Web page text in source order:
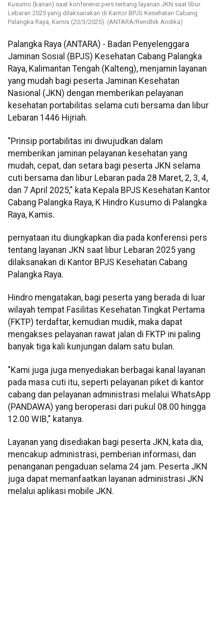
Kusumo (kanan) saat konferensi pers tentang layanan JKN saat libur
Lebaran 2025 yang dilaksanakan di Kantor BPJS Kesehatan Cabang
Palangka Raya, Kamis (20/3/2025). (ANTARA/Rendhik Andika)
Palangka Raya (ANTARA) - Badan Penyelenggara
Jaminan Sosial (BPJS) Kesehatan Cabang Palangka
Raya, Kalimantan Tengah (Kalteng), menjamin layanan
yang mudah bagi peserta Jaminan Kesehatan
Nasional (JKN) dengan memberikan pelayanan
kesehatan portabilitas selama cuti bersama dan libur
Lebaran 1446 Hijriah.
"Prinsip portabilitas ini diwujudkan dalam
memberikan jaminan pelayanan kesehatan yang
mudah, cepat, dan setara bagi peserta JKN selama
cuti bersama dan libur Lebaran pada 28 Maret, 2, 3, 4,
dan 7 April 2025," kata Kepala BPJS Kesehatan Kantor
Cabang Palangka Raya, K Hindro Kusumo di Palangka
Raya, Kamis.
pernyataan itu diungkapkan dia pada konferensi pers
tentang layanan JKN saat libur Lebaran 2025 yang
dilaksanakan di Kantor BPJS Kesehatan Cabang
Palangka Raya.
Hindro mengatakan, bagi peserta yang berada di luar
wilayah tempat Fasilitas Kesehatan Tingkat Pertama
(FKTP) terdaftar, kemudian mudik, maka dapat
mengakses pelayanan rawat jalan di FKTP ini paling
banyak tiga kali kunjungan dalam satu bulan.
"Kami juga juga menyediakan berbagai kanal layanan
pada masa cuti itu, seperti pelayanan piket di kantor
cabang dan pelayanan administrasi melalui WhatsApp
(PANDAWA) yang beroperasi dari pukul 08.00 hingga
12.00 WIB," katanya.
Layanan yang disediakan bagi peserta JKN, kata dia,
mencakup administrasi, pemberian informasi, dan
penanganan pengaduan selama 24 jam. Peserta JKN
juga dapat memanfaatkan layanan administrasi JKN
melalui aplikasi mobile JKN.